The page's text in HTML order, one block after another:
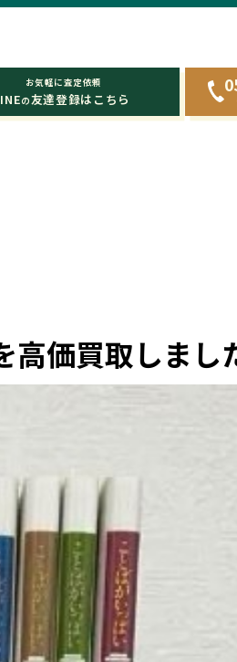
お気軽に査定依頼
の友達登録はこちら
価買取しまし